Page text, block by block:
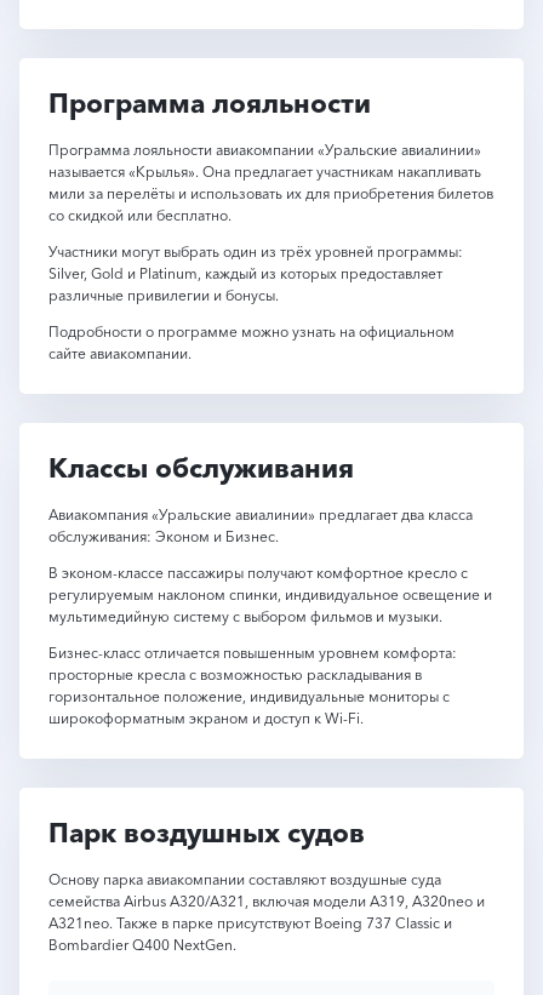
Программа лояльности
Программа лояльности авиакомпании «Уральские авиалинии»
называется «Крылья». Она предлагает участникам накапливать
мили за перелёты и использовать их для приобретения билетов
со скидкой или бесплатно.
Участники могут выбрать один из трёх уровней программы:
Silver, Gold и Platinum, каждый из которых предоставляет
различные привилегии и бонусы.
Подробности о программе можно узнать на официальном
сайте авиакомпании.
Классы обслуживания
Авиакомпания «Уральские авиалинии» предлагает два класса
обслуживания: Эконом и Бизнес.
В эконом-классе пассажиры получают комфортное кресло с
регулируемым наклоном спинки, индивидуальное освещение и
мультимедийную систему с выбором фильмов и музыки.
Бизнес-класс отличается повышенным уровнем комфорта:
просторные кресла с возможностью раскладывания в
горизонтальное положение, индивидуальные мониторы с
широкоформатным экраном и доступ к Wi-Fi.
Парк воздушных судов
Основу парка авиакомпании составляют воздушные суда
семейства Airbus A320/A321, включая модели A319, A320neo и
A321neo. Также в парке присутствуют Boeing 737 Classic и
Bombardier Q400 NextGen.